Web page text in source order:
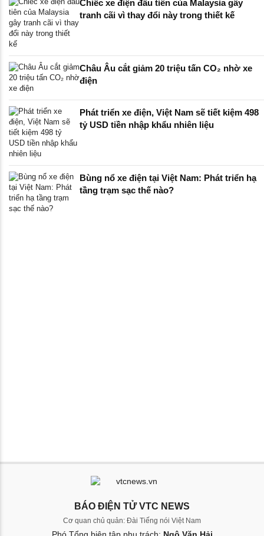
Chiếc xe điện đầu tiên của Malaysia gây
tranh cãi vì thay đổi này trong thiết kế
Châu Âu cắt giảm 20 triệu tấn CO₂ nhờ xe
điện
Phát triển xe điện, Việt Nam sẽ tiết kiệm 498
tỷ USD tiền nhập khẩu nhiên liệu
Bùng nổ xe điện tại Việt Nam: Phát triển hạ
tầng trạm sạc thế nào?
BÁO ĐIỆN TỬ VTC NEWS
Cơ quan chủ quản: Đài Tiếng nói Việt Nam